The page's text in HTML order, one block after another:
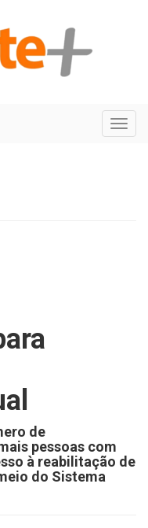
de
pessoas com
à reabilitação de
do Sistema